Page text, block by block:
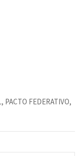
, PACTO FEDERATIVO,